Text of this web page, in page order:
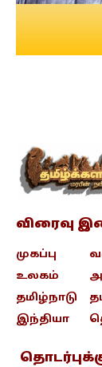
விரைவு
முகப்பு
உலகம்
தமிழ்நாடு
இந்தியா